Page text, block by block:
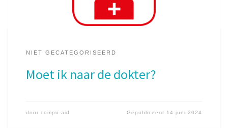
NIET GECATEGORISEERD
Moet ik naar de dokter?
door compu-aid Gepubliceerd 14 juni 2024